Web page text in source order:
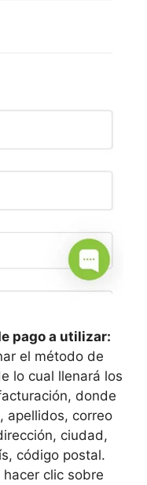
pago a utilizar:
el método de
lo cual llenará los
donde
apellidos, correo
ciudad,
código postal.
clic sobre